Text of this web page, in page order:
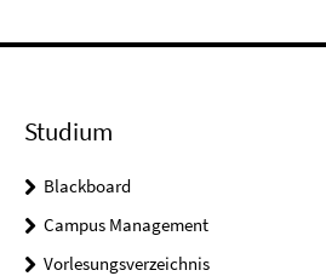
Studium
Blackboard
Campus Management
Vorlesungsverzeichnis